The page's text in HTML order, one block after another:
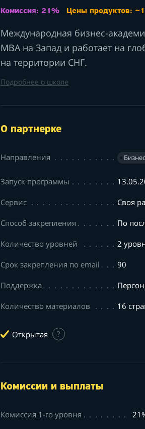
Комиссия: 21% Цены продуктов:
Международная бизнес-
MBA на Запад и работает на
на территории СНГ.
Подробнее о школе
О партнерке
Направления
Запуск программы
Сервис Своя
Способ закрепления По
Количество уровней 2
Срок закрепления по email 90
Поддержка
Количество материалов 16
Открытая ?
Комиссии и выплаты
Комиссия 1-го уровня